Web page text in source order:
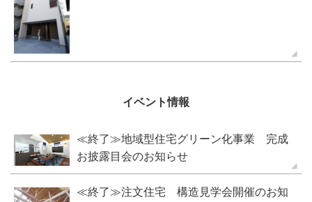
イベント情報
≪終了≫地域型住宅グリーン化事業 完成
お披露目会のお知らせ
≪終了≫注文住宅 構造見学会開催のお知